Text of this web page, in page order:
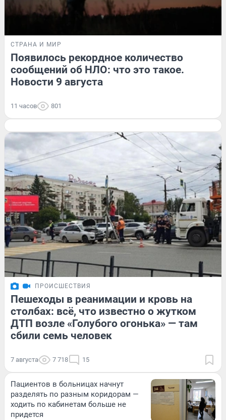
СТРАНА И МИР
Появилось рекордное количество
сообщений об НЛО: что это такое.
Новости 9 августа
11 часов 801
ПРОИСШЕСТВИЯ
Пешеходы в реанимации и кровь на
столбах: всё, что известно о жутком
ДТП возле «Голубого огонька» — там
сбили семь человек
7 августа 7 718 15
Пациентов в больницах начнут
разделять по разным коридорам —
ходить по кабинетам больше не
придется